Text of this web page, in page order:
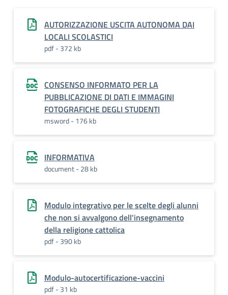
AUTORIZZAZIONE USCITA AUTONOMA DAI
LOCALI SCOLASTICI
pdf - 372 kb
CONSENSO INFORMATO PER LA
PUBBLICAZIONE DI DATI E IMMAGINI
FOTOGRAFICHE DEGLI STUDENTI
msword - 176 kb
INFORMATIVA
document - 28 kb
Modulo integrativo per le scelte degli alunni
che non si avvalgono dell'insegnamento
della religione cattolica
pdf - 390 kb
Modulo-autocertificazione-vaccini
pdf - 31 kb